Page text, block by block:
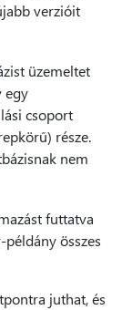
verzióit
üzemeltet
egy
csoport
része.
nem
futtatva
összes
juthat, és